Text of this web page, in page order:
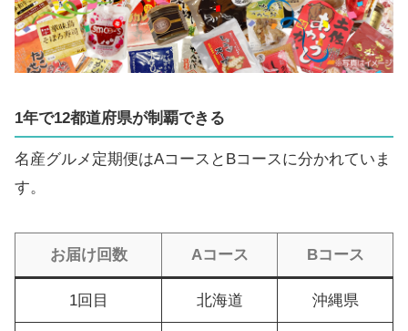
1年で12都道府県が制覇できる
名産グルメ定期便はAコースとBコースに分かれていま
す。
お届け回数 Aコース Bコース
1回目 北海道 沖縄県